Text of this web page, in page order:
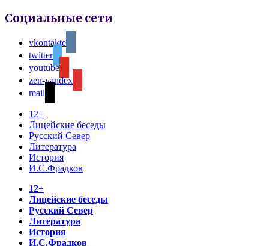
Социальные сети
vkontakte
twitter
youtube
zen-yandex
mail
12+
Лицейские беседы
Русский Север
Литература
История
И.С.Фрадков
12+
Лицейские беседы
Русский Север
Литература
История
И.С.Фрадков